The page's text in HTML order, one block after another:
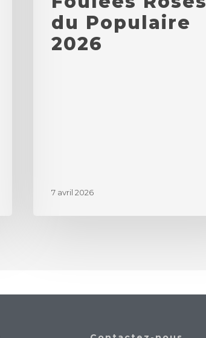
du Populaire
2026
7 avril 2026